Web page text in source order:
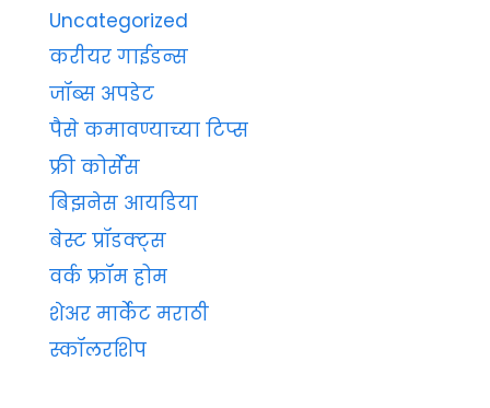
Uncategorized
करीयर गाईडन्स
जॉब्स अपडेट
पैसे कमावण्याच्या टिप्स
फ्री कोर्सेस
बिझनेस आयडिया
बेस्ट प्रॉडक्ट्स
वर्क फ्रॉम होम
शेअर मार्केट मराठी
स्कॉलरशिप